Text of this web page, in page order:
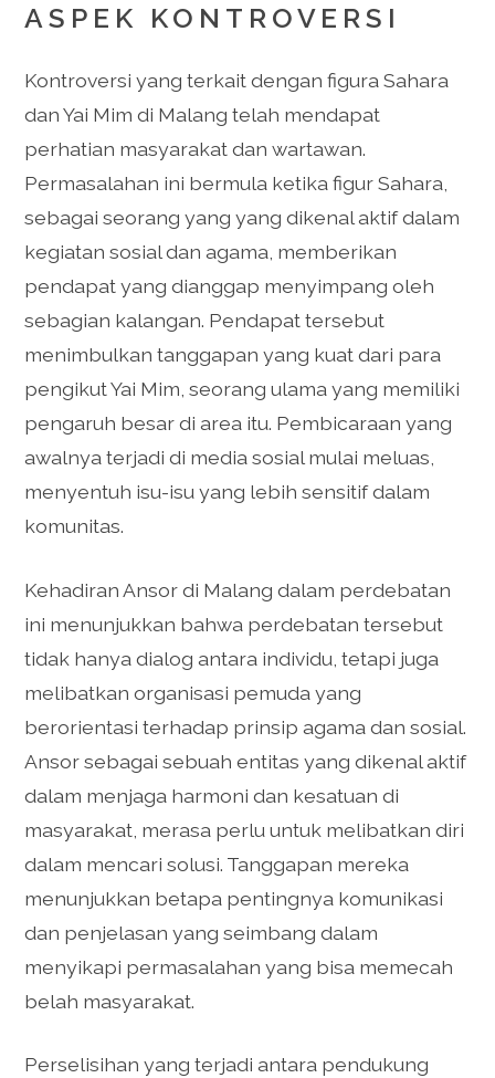
ASPEK KONTROVERSI
Kontroversi yang terkait dengan figura Sahara
dan Yai Mim di Malang telah mendapat
perhatian masyarakat dan wartawan.
Permasalahan ini bermula ketika figur Sahara,
sebagai seorang yang yang dikenal aktif dalam
kegiatan sosial dan agama, memberikan
pendapat yang dianggap menyimpang oleh
sebagian kalangan. Pendapat tersebut
menimbulkan tanggapan yang kuat dari para
pengikut Yai Mim, seorang ulama yang memiliki
pengaruh besar di area itu. Pembicaraan yang
awalnya terjadi di media sosial mulai meluas,
menyentuh isu-isu yang lebih sensitif dalam
komunitas.
Kehadiran Ansor di Malang dalam perdebatan
ini menunjukkan bahwa perdebatan tersebut
tidak hanya dialog antara individu, tetapi juga
melibatkan organisasi pemuda yang
berorientasi terhadap prinsip agama dan sosial.
Ansor sebagai sebuah entitas yang dikenal aktif
dalam menjaga harmoni dan kesatuan di
masyarakat, merasa perlu untuk melibatkan diri
dalam mencari solusi. Tanggapan mereka
menunjukkan betapa pentingnya komunikasi
dan penjelasan yang seimbang dalam
menyikapi permasalahan yang bisa memecah
belah masyarakat.
Perselisihan yang terjadi antara pendukung